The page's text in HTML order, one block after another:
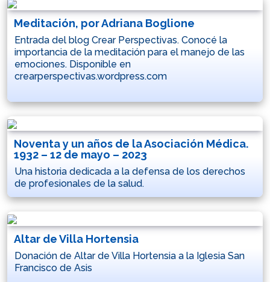
Meditación, por Adriana Boglione
Entrada del blog Crear Perspectivas. Conocé la
importancia de la meditación para el manejo de las
emociones. Disponible en
crearperspectivas.wordpress.com
Noventa y un años de la Asociación Médica.
1932 – 12 de mayo – 2023
Una historia dedicada a la defensa de los derechos
de profesionales de la salud.
Altar de Villa Hortensia
Donación de Altar de Villa Hortensia a la Iglesia San
Francisco de Asis